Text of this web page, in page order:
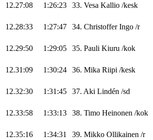
12.27:08 1:26:23 33. Vesa Kallio /kesk
12.28:33 1:27:47 34. Christoffer Ingo /r
12.29:50 1:29:05 35. Pauli Kiuru /kok
12.31:09 1:30:24 36. Mika Riipi /kesk
12.32:30 1:31:45 37. Aki Lindén /sd
12.33:58 1:33:13 38. Timo Heinonen /kok
12.35:16 1:34:31 39. Mikko Ollikainen /r